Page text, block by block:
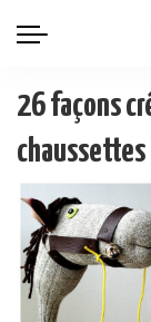
26 façons
chaussettes